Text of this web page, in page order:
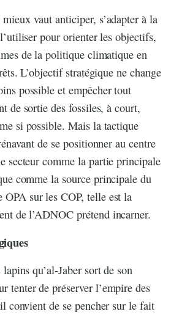
vaut anticiper, s’adapter à la
pour orienter les objectifs,
de la politique climatique en
L’objectif stratégique ne change
possible et empêcher tout
de sortie des fossiles, à court,
si possible. Mais la tactique
de se positionner au centre
secteur comme la partie principale
comme la source principale du
sur les COP, telle est la
de l’ADNOC prétend incarner.
qu’al-Jaber sort de son
tenter de préserver l’empire des
convient de se pencher sur le fait